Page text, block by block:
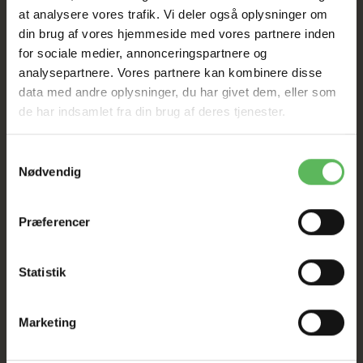
at analysere vores trafik. Vi deler også oplysninger om
din brug af vores hjemmeside med vores partnere inden
for sociale medier, annonceringspartnere og
analysepartnere. Vores partnere kan kombinere disse
data med andre oplysninger, du har givet dem, eller som
de har indsamlet fra din brug af deres tjenester.
Nødvendig
Præferencer
Statistik
Marketing
I FYSISK BUTIKKERE
skyer. Alcantara-looket får komfortsengen Donut
størrelse på Ø 45 cm kan en lille hund eller kat godt
krølle sig sammen. På grund af det anvendte mikrofiber